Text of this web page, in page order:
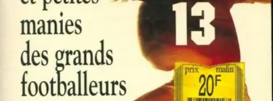
Top Footballeurs
Talents Émergentstalents émergents Histoire du footballTalents
émergentsTendances
Top Footballeurs